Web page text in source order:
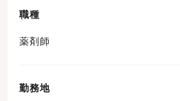
職種
薬剤師
勤務地